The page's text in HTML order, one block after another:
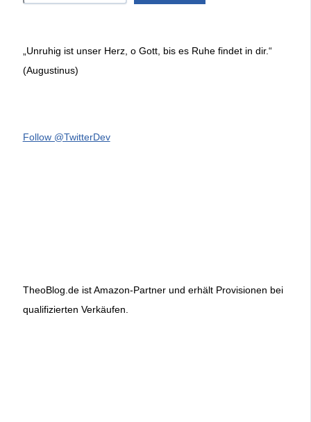
„Unruhig ist unser Herz, o Gott, bis es Ruhe findet in dir.“
(Augustinus)
Follow @TwitterDev
TheoBlog.de ist Amazon-Partner und erhält Provisionen bei
qualifizierten Verkäufen.